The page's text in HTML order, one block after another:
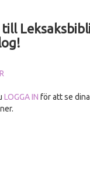
LOGGA IN för att se